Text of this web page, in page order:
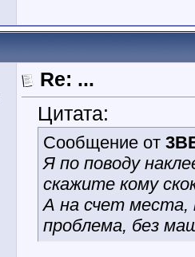
Re: ...
Цитата:
Сообщение от
Я по поводу
скажите кому
А на счет места,
проблема, без